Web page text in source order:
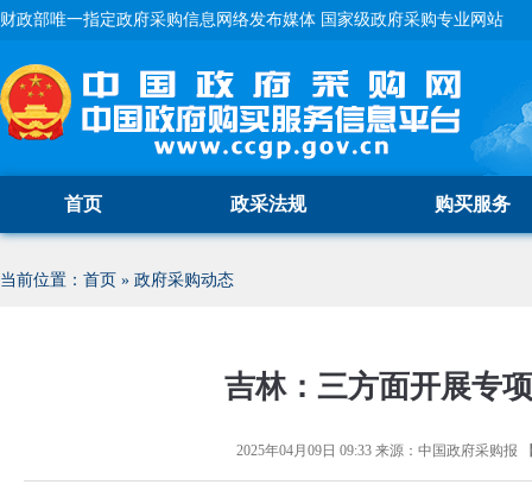
财政部唯一指定政府采购信息网络发布媒体 国家级政府采购专业网站
首页 政采法规 购买服务
当前位置： 首页 » 政府采购动态
吉林：三方面开展专
2025年04月09日 09:33来源： 中国政府采购报